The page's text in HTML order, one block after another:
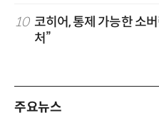
10 코히어, 통제 가능한 소
처”
주요뉴스